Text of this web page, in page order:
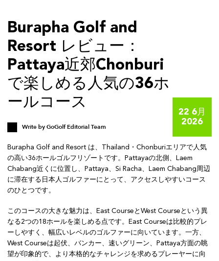
Burapha Golf and
Resort レビュー：
Pattaya近郊Chonburi
で楽しめる人気の36ホ
ールコース
22 6月
2026
Write byGoGolf Editorial Team
Burapha Golf and Resort は、Thailand・Chonburiエリアで人気
の高い36ホールゴルフリゾートです。Pattayaの北側、Laem
Chabang近くに位置し、Pattaya、Si Racha、Laem Chabang周辺
に滞在する日本人ゴルファーにとって、アクセスしやすいコース
のひとつです。
このコースの大きな魅力は、East CourseとWest Courseという異
なる2つの18ホールを楽しめる点です。East Courseは比較的プレ
ーしやすく、幅広いレベルのゴルファーに向いています。一方、
West Courseは起伏、バンカー、速いグリーン、Pattaya方面の眺
望が印象的で、より本格的なチャレンジを求めるプレーヤーに向